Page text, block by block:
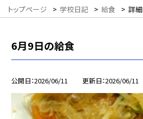
トップページ > 学校日記 > 給食 > 詳細
6月9日の給食
公開日 2026/06/11 更新日 2026/06/11